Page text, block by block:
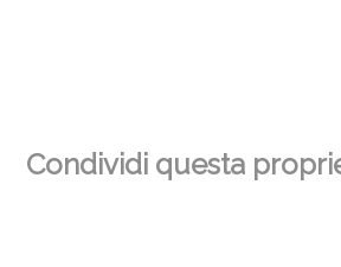
Condividi questa